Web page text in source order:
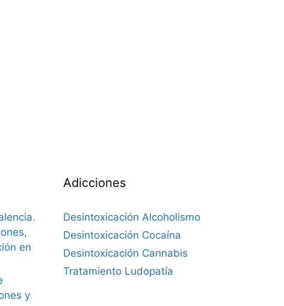
en
y
Adicciones
Desintoxicación Alcoholismo
Desintoxicación Cocaína
Desintoxicación Cannabis
Tratamiento Ludopatía